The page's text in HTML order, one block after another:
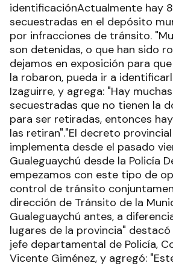
identificaciónActualmente hay
secuestradas en el depósito
por infracciones de tránsito.
son detenidas, o que han sido
dejamos en exposición para
la robaron, pueda ir a
Izaguirre, y agrega: "Hay
secuestradas que no tienen la
para ser retiradas, entonces
las retiran"."El decreto
implementa desde el pasado
Gualeguaychú desde la Policía
empezamos con este tipo de
control de tránsito
dirección de Tránsito de la
Gualeguaychú antes, a
lugares de la provincia"
jefe departamental de Policía,
Vicente Giménez, y agregó: